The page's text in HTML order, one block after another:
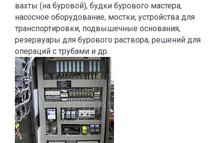
вахты (на буровой), будки бурового мастера,
насосное оборудование, мостки, устройства для
транспортировки, подвышечные основания,
резервуары для бурового раствора, решений для
операций с трубами и др.